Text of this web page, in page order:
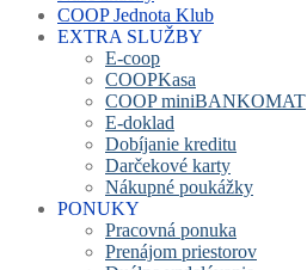
COOP Jednota Klub
EXTRA SLUŽBY
E-coop
COOPKasa
COOP miniBANKOMAT
E-doklad
Dobíjanie kreditu
Darčekové karty
Nákupné poukážky
PONUKY
Pracovná ponuka
Prenájom priestorov